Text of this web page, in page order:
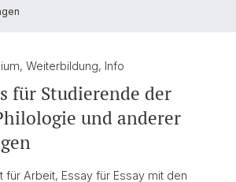
Weiterbildung, Info
für Studierende der
und anderer
für Arbeit, Essay für Essay mit den